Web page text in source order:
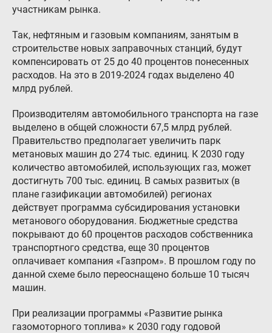
участникам рынка.
Так, нефтяным и газовым компаниям, занятым в
строительстве новых заправочных станций, будут
компенсировать от 25 до 40 процентов понесенных
расходов. На это в 2019-2024 годах выделено 40
млрд рублей.
Производителям автомобильного транспорта на газе
выделено в общей сложности 67,5 млрд рублей.
Правительство предполагает увеличить парк
метановых машин до 274 тыс. единиц. К 2030 году
количество автомобилей, использующих газ, может
достигнуть 700 тыс. единиц. В самых развитых (в
плане газификации автомобилей) регионах
действует программа субсидирования установки
метанового оборудования. Бюджетные средства
покрывают до 60 процентов расходов собственника
транспортного средства, еще 30 процентов
оплачивает компания «Газпром». В прошлом году по
данной схеме было переоснащено больше 10 тысяч
машин.
При реализации программы «Развитие рынка
газомоторного топлива» к 2030 году годовой